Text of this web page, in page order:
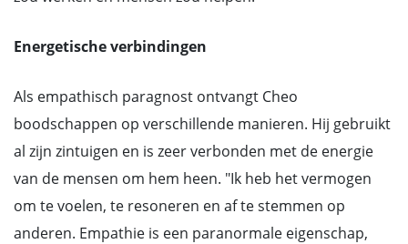
Energetische verbindingen
Als empathisch paragnost ontvangt Cheo
boodschappen op verschillende manieren. Hij gebruikt
al zijn zintuigen en is zeer verbonden met de energie
van de mensen om hem heen. "Ik heb het vermogen
om te voelen, te resoneren en af te stemmen op
anderen. Empathie is een paranormale eigenschap,